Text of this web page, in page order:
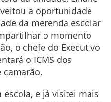
a oportunidade
da merenda escolar
o momento
o chefe do Executivo
o ICMS dos
camarão.
escola, e já visitei mais